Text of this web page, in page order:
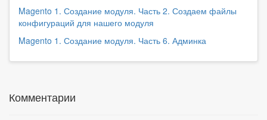
Magento 1. Создание модуля. Часть 2. Создаем файлы
конфигураций для нашего модуля
Magento 1. Создание модуля. Часть 6. Админка
Комментарии